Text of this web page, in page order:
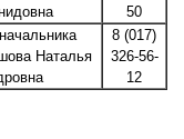
50
Наталья
8 (017)
326-56-
12